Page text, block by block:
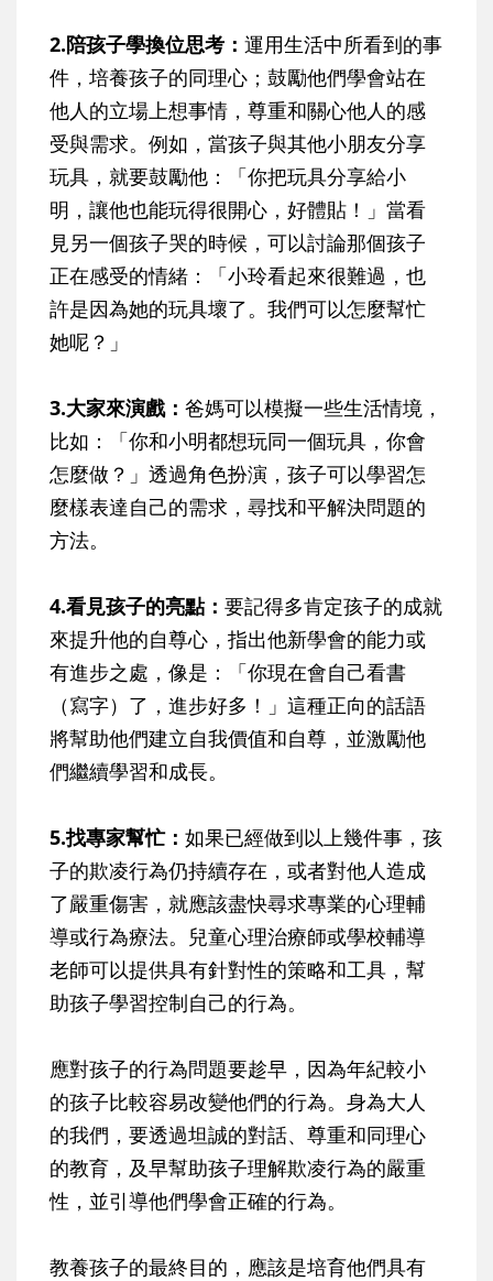
2.陪孩子學換位思考： 運用生活中所看到的事
件，培養孩子的同理心；鼓勵他們學會站在
他人的立場上想事情，尊重和關心他人的感
受與需求。例如，當孩子與其他小朋友分享
玩具，就要鼓勵他：「你把玩具分享給小
明，讓他也能玩得很開心，好體貼！」當看
見另一個孩子哭的時候，可以討論那個孩子
正在感受的情緒：「小玲看起來很難過，也
許是因為她的玩具壞了。我們可以怎麼幫忙
她呢？」
3.大家來演戲： 爸媽可以模擬一些生活情境，
比如：「你和小明都想玩同一個玩具，你會
怎麼做？」透過角色扮演，孩子可以學習怎
麼樣表達自己的需求，尋找和平解決問題的
方法。
4.看見孩子的亮點： 要記得多肯定孩子的成就
來提升他的自尊心，指出他新學會的能力或
有進步之處，像是：「你現在會自己看書
（寫字）了，進步好多！」這種正向的話語
將幫助他們建立自我價值和自尊，並激勵他
們繼續學習和成長。
5.找專家幫忙： 如果已經做到以上幾件事，孩
子的欺凌行為仍持續存在，或者對他人造成
了嚴重傷害，就應該盡快尋求專業的心理輔
導或行為療法。兒童心理治療師或學校輔導
老師可以提供具有針對性的策略和工具，幫
助孩子學習控制自己的行為。
應對孩子的行為問題要趁早，因為年紀較小
的孩子比較容易改變他們的行為。身為大人
的我們，要透過坦誠的對話、尊重和同理心
的教育，及早幫助孩子理解欺凌行為的嚴重
性，並引導他們學會正確的行為。
教養孩子的最終目的，應該是培育他們具有